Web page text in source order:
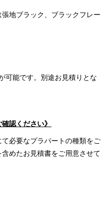
張地ブラック、ブラックフレー
可能です。別途お見積りとな
認ください》
必要なプラパートの種類をご
めたお見積書をご用意させて